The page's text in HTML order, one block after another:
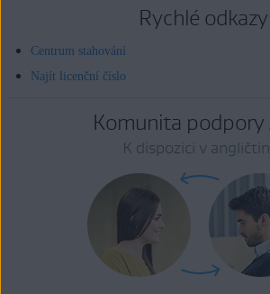
Rychlé odkazy
Centrum stahování
Najít licenční číslo
Komunita podpory
K dispozici v